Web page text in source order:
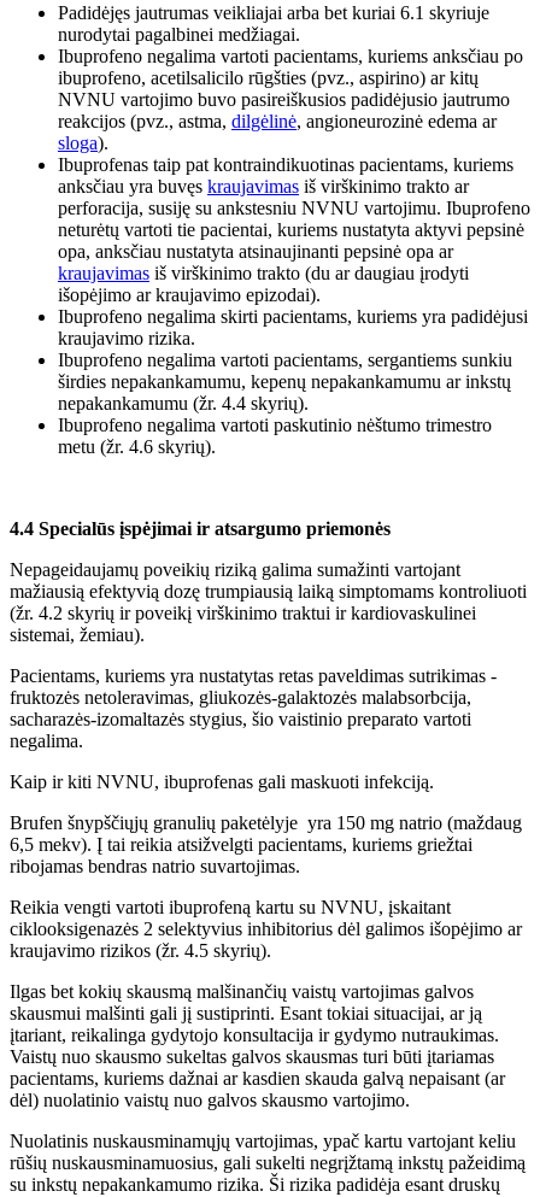
Padidėjęs jautrumas veikliajai arba bet kuriai 6.1 skyriuje
nurodytai pagalbinei medžiagai.
Ibuprofeno negalima vartoti pacientams, kuriems anksčiau po
ibuprofeno, acetilsalicilo rūgšties (pvz., aspirino) ar kitų
NVNU vartojimo buvo pasireiškusios padidėjusio jautrumo
reakcijos (pvz., astma, dilgėlinė, angioneurozinė edema ar
sloga).
Ibuprofenas taip pat kontraindikuotinas pacientams, kuriems
anksčiau yra buvęs kraujavimas iš virškinimo trakto ar
perforacija, susiję su ankstesniu NVNU vartojimu. Ibuprofeno
neturėtų vartoti tie pacientai, kuriems nustatyta aktyvi pepsinė
opa, anksčiau nustatyta atsinaujinanti pepsinė opa ar
kraujavimas iš virškinimo trakto (du ar daugiau įrodyti
išopėjimo ar kraujavimo epizodai).
Ibuprofeno negalima skirti pacientams, kuriems yra padidėjusi
kraujavimo rizika.
Ibuprofeno negalima vartoti pacientams, sergantiems sunkiu
širdies nepakankamumu, kepenų nepakankamumu ar inkstų
nepakankamumu (žr. 4.4 skyrių).
Ibuprofeno negalima vartoti paskutinio nėštumo trimestro
metu (žr. 4.6 skyrių).
4.4 Specialūs įspėjimai ir atsargumo priemonės
Nepageidaujamų poveikių riziką galima sumažinti vartojant
mažiausią efektyvią dozę trumpiausią laiką simptomams kontroliuoti
(žr. 4.2 skyrių ir poveikį virškinimo traktui ir kardiovaskulinei
sistemai, žemiau).
Pacientams, kuriems yra nustatytas retas paveldimas sutrikimas -
fruktozės netoleravimas, gliukozės-galaktozės malabsorbcija,
sacharazės-izomaltazės stygius, šio vaistinio preparato vartoti
negalima.
Kaip ir kiti NVNU, ibuprofenas gali maskuoti infekciją.
Brufen šnypščiųjų granulių paketėlyje yra 150 mg natrio (maždaug
6,5 mekv). Į tai reikia atsižvelgti pacientams, kuriems griežtai
ribojamas bendras natrio suvartojimas.
Reikia vengti vartoti ibuprofeną kartu su NVNU, įskaitant
ciklooksigenazės 2 selektyvius inhibitorius dėl galimos išopėjimo ar
kraujavimo rizikos (žr. 4.5 skyrių).
Ilgas bet kokių skausmą malšinančių vaistų vartojimas galvos
skausmui malšinti gali jį sustiprinti. Esant tokiai situacijai, ar ją
įtariant, reikalinga gydytojo konsultacija ir gydymo nutraukimas.
Vaistų nuo skausmo sukeltas galvos skausmas turi būti įtariamas
pacientams, kuriems dažnai ar kasdien skauda galvą nepaisant (ar
dėl) nuolatinio vaistų nuo galvos skausmo vartojimo.
Nuolatinis nuskausminamųjų vartojimas, ypač kartu vartojant keliu
rūšių nuskausminamuosius, gali sukelti negrįžtamą inkstų pažeidimą
su inkstų nepakankamumo rizika. Ši rizika padidėja esant druskų